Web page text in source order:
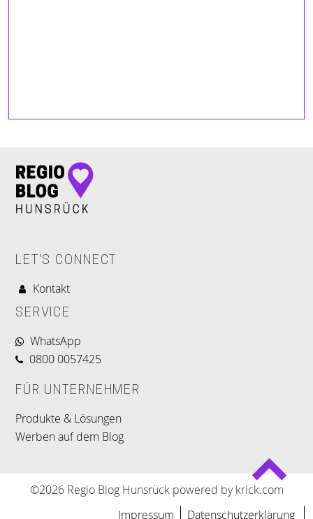
LET'S CONNECT
Kontakt
SERVICE
WhatsApp
0800 0057425
FÜR UNTERNEHMER
Produkte & Lösungen
Werben auf dem Blog
©2026 Regio Blog Hunsrück powered by krick.com
Impressum
Datenschutzerklärung